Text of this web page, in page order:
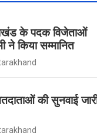
के पदक विजेताओं
ने किया सम्मानित
की सुनवाई